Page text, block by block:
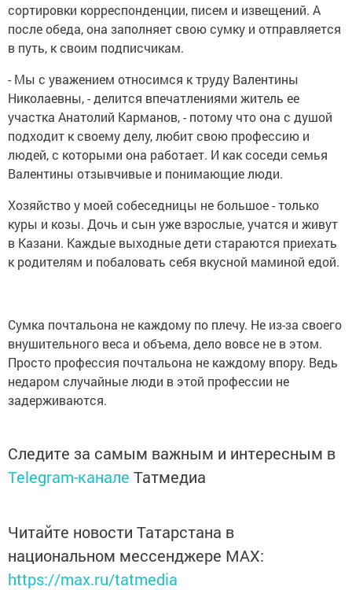
сортировки корреспонденции, писем и извещений. А
после обеда, она заполняет свою сумку и отправляется
в путь, к своим подписчикам.
- Мы с уважением относимся к труду Валентины
Николаевны, - делится впечатлениями житель ее
участка Анатолий Карманов, - потому что она с душой
подходит к своему делу, любит свою профессию и
людей, с которыми она работает. И как соседи семья
Валентины отзывчивые и понимающие люди.
Хозяйство у моей собеседницы не большое - только
куры и козы. Дочь и сын уже взрослые, учатся и живут
в Казани. Каждые выходные дети стараются приехать
к родителям и побаловать себя вкусной маминой едой.
Сумка почтальона не каждому по плечу. Не из-за своего
внушительного веса и объема, дело вовсе не в этом.
Просто профессия почтальона не каждому впору. Ведь
недаром случайные люди в этой профессии не
задерживаются.
Следите за самым важным и интересным в
Telegram-канале Татмедиа
Читайте новости Татарстана в
национальном мессенджере MАХ:
https://max.ru/tatmedia